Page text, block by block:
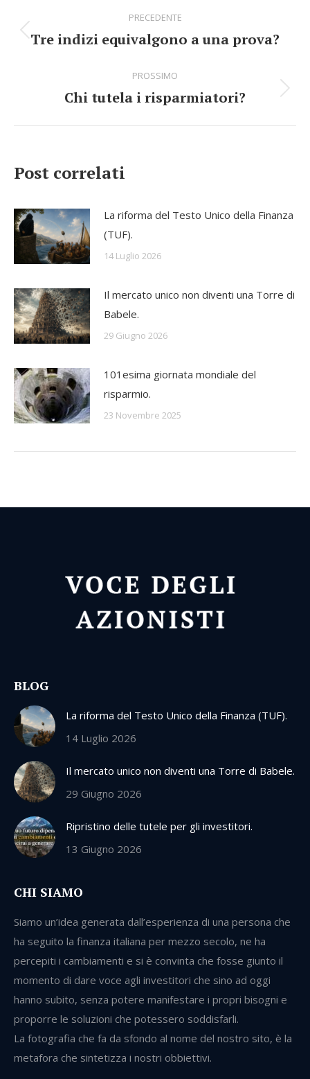
di
navigazione
PRECEDENTE
Stile
Tre indizi equivalgono a una prova?
PROSSIMO
Numero
Chi tutela i risparmiatori?
Post correlati
La riforma del Testo Unico della Finanza
(TUF).
14 Luglio 2026
Il mercato unico non diventi una Torre di
Babele.
29 Giugno 2026
101esima giornata mondiale del
risparmio.
23 Novembre 2025
BLOG
La riforma del Testo Unico della Finanza (TUF).
14 Luglio 2026
Il mercato unico non diventi una Torre di Babele.
29 Giugno 2026
Ripristino delle tutele per gli investitori.
13 Giugno 2026
CHI SIAMO
Siamo un’idea generata dall’esperienza di una persona che
ha seguito la finanza italiana per mezzo secolo, ne ha
percepiti i cambiamenti e si è convinta che fosse giunto il
momento di dare voce agli investitori che sino ad oggi
hanno subito, senza potere manifestare i propri bisogni e
proporre le soluzioni che potessero soddisfarli.
La fotografia che fa da sfondo al nome del nostro sito, è la
metafora che sintetizza i nostri obbiettivi.